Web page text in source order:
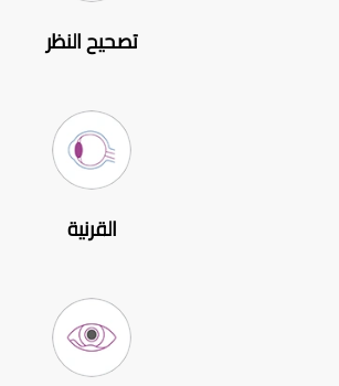
تصحيح النظر
القرنية